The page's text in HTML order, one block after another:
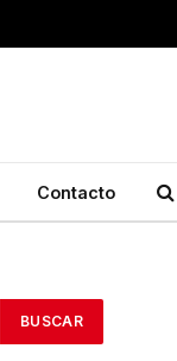
Contacto